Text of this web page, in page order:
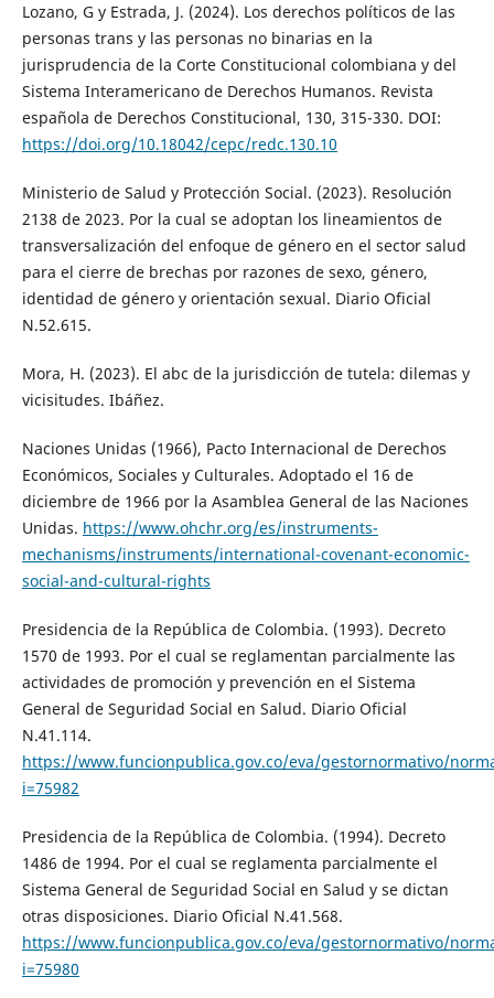
Lozano, G y Estrada, J. (2024). Los derechos políticos de las
personas trans y las personas no binarias en la
jurisprudencia de la Corte Constitucional colombiana y del
Sistema Interamericano de Derechos Humanos. Revista
española de Derechos Constitucional, 130, 315-330. DOI:
https://doi.org/10.18042/cepc/redc.130.10
Ministerio de Salud y Protección Social. (2023). Resolución
2138 de 2023. Por la cual se adoptan los lineamientos de
transversalización del enfoque de género en el sector salud
para el cierre de brechas por razones de sexo, género,
identidad de género y orientación sexual. Diario Oficial
N.52.615.
Mora, H. (2023). El abc de la jurisdicción de tutela: dilemas y
vicisitudes. Ibáñez.
Naciones Unidas (1966), Pacto Internacional de Derechos
Económicos, Sociales y Culturales. Adoptado el 16 de
diciembre de 1966 por la Asamblea General de las Naciones
Unidas. https://www.ohchr.org/es/instruments-
mechanisms/instruments/international-covenant-economic-
social-and-cultural-rights
Presidencia de la República de Colombia. (1993). Decreto
1570 de 1993. Por el cual se reglamentan parcialmente las
actividades de promoción y prevención en el Sistema
General de Seguridad Social en Salud. Diario Oficial
N.41.114.
https://www.funcionpublica.gov.co/eva/gestornormativo/
i=75982
Presidencia de la República de Colombia. (1994). Decreto
1486 de 1994. Por el cual se reglamenta parcialmente el
Sistema General de Seguridad Social en Salud y se dictan
otras disposiciones. Diario Oficial N.41.568.
https://www.funcionpublica.gov.co/eva/gestornormativo/
i=75980